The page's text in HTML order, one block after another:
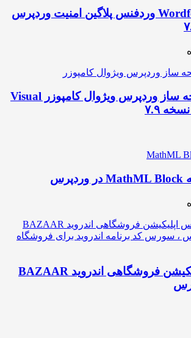
افزونه Wordfence وردفنس پلاگین امنیت وردپرس
افزونه صفحه ساز وردپرس ویژوال کامپوزر Visual
سورس اپلیکیشن فروشگاهی اندروید BAZAAR